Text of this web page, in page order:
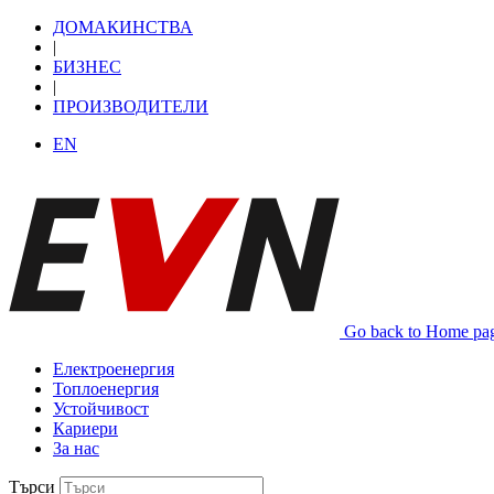
ДОМАКИНСТВА
|
БИЗНЕС
|
ПРОИЗВОДИТЕЛИ
EN
Go back to Home
Електроенергия
Топлоенергия
Устойчивост
Кариери
За нас
Търси